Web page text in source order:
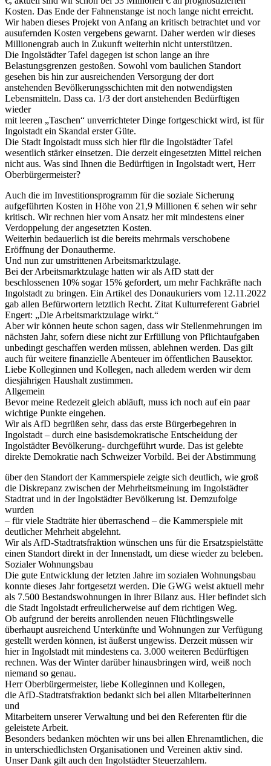
Kosten. Das Ende der Fahnenstange ist noch lange nicht erreicht.
Wir haben dieses Projekt von Anfang an kritisch betrachtet und vor
ausufernden Kosten vergebens gewarnt. Daher werden wir dieses
Millionengrab auch in Zukunft weiterhin nicht unterstützen.
Die Ingolstädter Tafel dagegen ist schon lange an ihre
Belastungsgrenzen gestoßen. Sowohl vom baulichen Standort
gesehen bis hin zur ausreichenden Versorgung der dort
anstehenden Bevölkerungsschichten mit den notwendigsten
Lebensmitteln. Dass ca. 1/3 der dort anstehenden Bedürftigen
wieder
mit leeren „Taschen“ unverrichteter Dinge fortgeschickt wird, ist für
Ingolstadt ein Skandal erster Güte.
Die Stadt Ingolstadt muss sich hier für die Ingolstädter Tafel
wesentlich stärker einsetzen. Die derzeit eingesetzten Mittel reichen
nicht aus. Was sind Ihnen die Bedürftigen in Ingolstadt wert, Herr
Oberbürgermeister?
Auch die im Investitionsprogramm für die soziale Sicherung
aufgeführten Kosten in Höhe von 21,9 Millionen € sehen wir sehr
kritisch. Wir rechnen hier vom Ansatz her mit mindestens einer
Verdoppelung der angesetzten Kosten.
Weiterhin bedauerlich ist die bereits mehrmals verschobene
Eröffnung der Donautherme.
Und nun zur umstrittenen Arbeitsmarktzulage.
Bei der Arbeitsmarktzulage hatten wir als AfD statt der
beschlossenen 10% sogar 15% gefordert, um mehr Fachkräfte nach
Ingolstadt zu bringen. Ein Artikel des Donaukuriers vom 12.11.2022
gab allen Befürwortern letztlich Recht. Zitat Kulturreferent Gabriel
Engert: „Die Arbeitsmarktzulage wirkt.“
Aber wir können heute schon sagen, dass wir Stellenmehrungen im
nächsten Jahr, sofern diese nicht zur Erfüllung von Pflichtaufgaben
unbedingt geschaffen werden müssen, ablehnen werden. Das gilt
auch für weitere finanzielle Abenteuer im öffentlichen Bausektor.
Liebe Kolleginnen und Kollegen, nach alledem werden wir dem
diesjährigen Haushalt zustimmen.
Allgemein
Bevor meine Redezeit gleich abläuft, muss ich noch auf ein paar
wichtige Punkte eingehen.
Wir als AfD begrüßen sehr, dass das erste Bürgerbegehren in
Ingolstadt – durch eine basisdemokratische Entscheidung der
Ingolstädter Bevölkerung- durchgeführt wurde. Das ist gelebte
direkte Demokratie nach Schweizer Vorbild. Bei der Abstimmung
über den Standort der Kammerspiele zeigte sich deutlich, wie groß
die Diskrepanz zwischen der Mehrheitsmeinung im Ingolstädter
Stadtrat und in der Ingolstädter Bevölkerung ist. Demzufolge
wurden
– für viele Stadträte hier überraschend – die Kammerspiele mit
deutlicher Mehrheit abgelehnt.
Wir als AfD-Stadtratsfraktion wünschen uns für die Ersatzspielstätte
einen Standort direkt in der Innenstadt, um diese wieder zu beleben.
Sozialer Wohnungsbau
Die gute Entwicklung der letzten Jahre im sozialen Wohnungsbau
konnte dieses Jahr fortgesetzt werden. Die GWG weist aktuell mehr
als 7.500 Bestandswohnungen in ihrer Bilanz aus. Hier befindet sich
die Stadt Ingolstadt erfreulicherweise auf dem richtigen Weg.
Ob aufgrund der bereits anrollenden neuen Flüchtlingswelle
überhaupt ausreichend Unterkünfte und Wohnungen zur Verfügung
gestellt werden können, ist äußerst ungewiss. Derzeit müssen wir
hier in Ingolstadt mit mindestens ca. 3.000 weiteren Bedürftigen
rechnen. Was der Winter darüber hinausbringen wird, weiß noch
niemand so genau.
Herr Oberbürgermeister, liebe Kolleginnen und Kollegen,
die AfD-Stadtratsfraktion bedankt sich bei allen Mitarbeiterinnen
und
Mitarbeitern unserer Verwaltung und bei den Referenten für die
geleistete Arbeit.
Besonders bedanken möchten wir uns bei allen Ehrenamtlichen, die
in unterschiedlichsten Organisationen und Vereinen aktiv sind.
Unser Dank gilt auch den Ingolstädter Steuerzahlern.